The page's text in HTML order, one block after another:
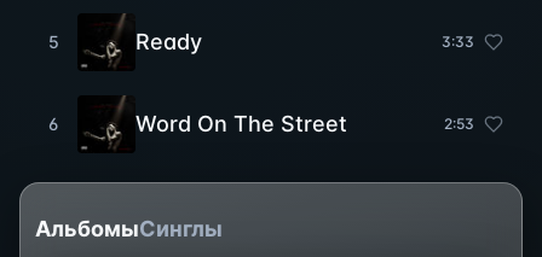
5 Ready 3:33
6 Word On The Street 2:53
АльбомыСинглы